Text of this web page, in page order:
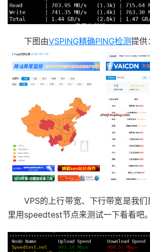
下图由VSPING精确PING检测提供：
VPS的上行带宽、下行带宽是我
里用speedtest节点来测试一下看看吧。